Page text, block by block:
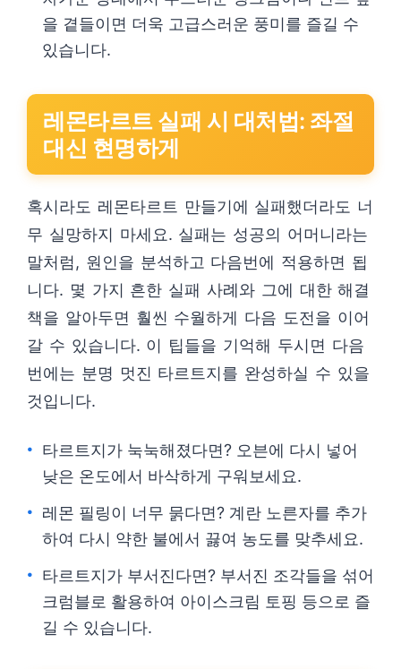
을 곁들이면 더욱 고급스러운 풍미를 즐길 수
있습니다.
레몬타르트 실패 시 대처법: 좌절
대신 현명하게
혹시라도 레몬타르트 만들기에 실패했더라도 너
무 실망하지 마세요. 실패는 성공의 어머니라는
말처럼, 원인을 분석하고 다음번에 적용하면 됩
니다. 몇 가지 흔한 실패 사례와 그에 대한 해결
책을 알아두면 훨씬 수월하게 다음 도전을 이어
갈 수 있습니다. 이 팁들을 기억해 두시면 다음
번에는 분명 멋진 타르트지를 완성하실 수 있을
것입니다.
타르트지가 눅눅해졌다면? 오븐에 다시 넣어
낮은 온도에서 바삭하게 구워보세요.
레몬 필링이 너무 묽다면? 계란 노른자를 추가
하여 다시 약한 불에서 끓여 농도를 맞추세요.
타르트지가 부서진다면? 부서진 조각들을 섞어
크럼블로 활용하여 아이스크림 토핑 등으로 즐
길 수 있습니다.